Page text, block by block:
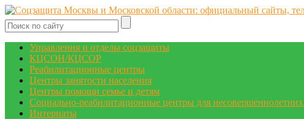
Управления и отделы соцзащиты
КЦСОН/КЦСОР
Реабилитационные центры
Центры занятости населения
Центры помощи семье и детям
Социально-реабилитационные центры для несовершеннолетних
Интернаты